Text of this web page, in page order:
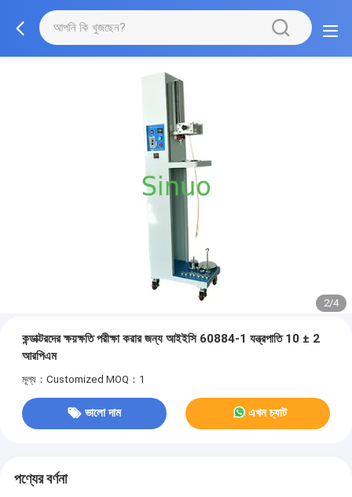
2/4
কন্ডাক্টরদের ক্ষয়ক্ষতি পরীক্ষা করার জন্য আইইসি 60884-1 যন্ত্রপাতি 10 ± 2
আরপিএম
মূল্য：Customized MOQ：1
ভালো দাম এখন চ্যাট
পণ্যের বর্ণনা